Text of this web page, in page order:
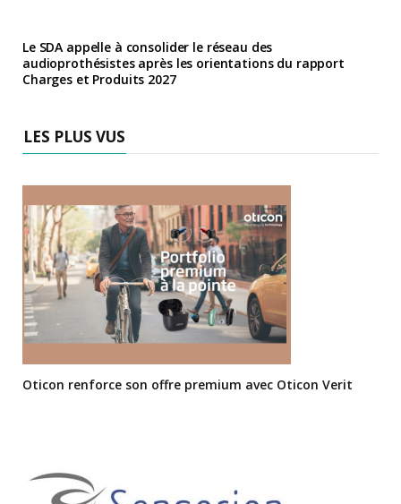
Le SDA appelle à consolider le réseau des
audioprothésistes après les orientations du rapport
Charges et Produits 2027
LES PLUS VUS
Oticon renforce son offre premium avec Oticon Verit